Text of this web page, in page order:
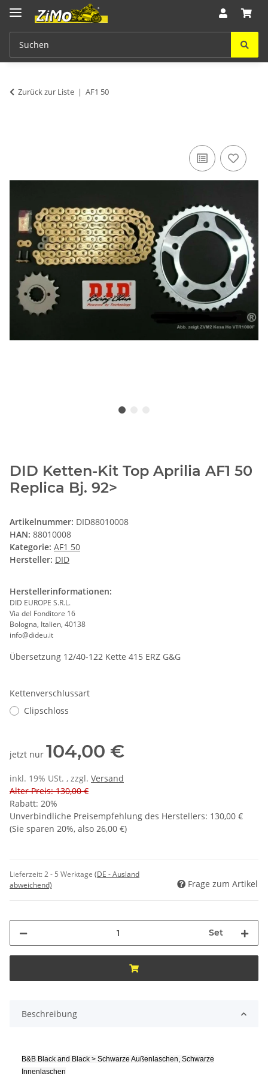
Zurück zur Liste AF1 50
DID Ketten-Kit Top Aprilia AF1 50
Replica Bj. 92>
Artikelnummer: DID88010008
HAN: 88010008
Kategorie: AF1 50
Hersteller: DID
Herstellerinformationen:
DID EUROPE S.R.L.
Via del Fonditore 16
Bologna, Italien, 40138
info@dideu.it
Übersetzung 12/40-122 Kette 415 ERZ G&G
Kettenverschlussart
Clipschloss
jetzt nur 104,00 €
inkl. 19% USt. , zzgl. Versand
Alter Preis: 130,00 €
Rabatt: 20%
Unverbindliche Preisempfehlung des Herstellers: 130,00 €
(Sie sparen 20%, also 26,00 €)
Lieferzeit:2 - 5 Werktage (DE - Ausland
abweichend)
Frage zum Artikel
Set
Beschreibung
B&B Black and Black > Schwarze Außenlaschen, Schwarze
Innenlaschen